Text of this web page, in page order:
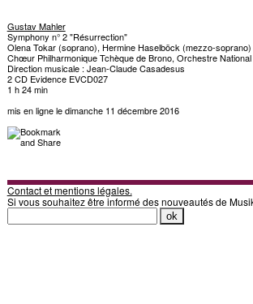
Gustav Mahler
Symphony n° 2 "Résurrection"
Olena Tokar (soprano), Hermine Haselböck (mezzo-soprano)
Chœur Philharmonique Tchèque de Brono, Orchestre National
Direction musicale : Jean-Claude Casadesus
2 CD Evidence EVCD027
1 h 24 min
mis en ligne le dimanche 11 décembre 2016
Contact et mentions légales.
Si vous souhaitez être informé des nouveautés de